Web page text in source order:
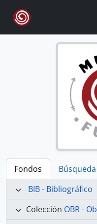
Skip to main content
Fondos
BIB - Bibliográfico
Colección OBR -